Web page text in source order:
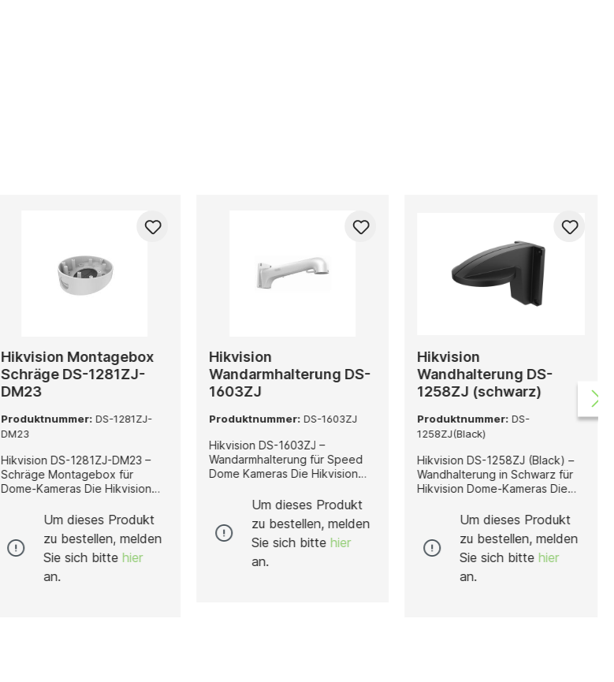
Hikvision Montagebox
Schräge DS-1281ZJ-
DM23
Produktnummer:DS-1281ZJ-
DM23
Hikvision DS-1281ZJ-DM23 –
Schräge Montagebox für
Dome-Kameras Die Hikvision
robuste und funktionale
Montagebox mit schräger
Ausrichtung, die speziell für die
Installation von Hikvision Dome-
Kameras entwickelt wurde. Sie
Um dieses Produkt
zu bestellen, melden
Sie sich bitte hier
an.
Hikvision
Wandarmhalterung DS-
1603ZJ
Produktnummer: DS-1603ZJ
Hikvision DS-1603ZJ –
Wandarmhalterung für Speed
Dome Kameras Die Hikvision
hochwertige und besonders
stabile Wandarmhalterung, die
für die Montage von Hikvision
Speed Dome Kameras
entwickelt wurde. Sie bietet
Um dieses Produkt
zu bestellen, melden
Sie sich bittehier
an.
Hikvision
Wandhalterung DS-
1258ZJ (schwarz)
Produktnummer: DS-
1258ZJ(Black)
Hikvision DS-1258ZJ (Black) –
Wandhalterung in Schwarz für
Hikvision Dome-Kameras Die
eine kompakte und robuste
Wandhalterung, die speziell für
die sichere Montage von
Hikvision Dome-Kameras
entwickelt wurde. Gefertigt aus
Um dieses Produkt
zu bestellen, melden
Sie sich bittehier
an.